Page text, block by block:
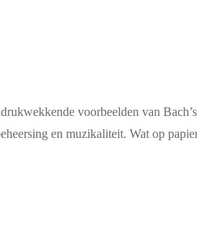
voorbeelden van
en muzikaliteit. Wat op